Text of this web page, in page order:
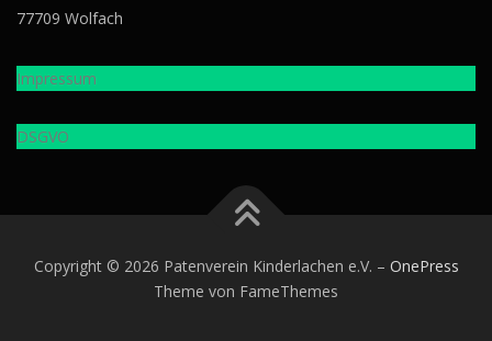
77709 Wolfach
Impressum
DSGVO
Copyright © 2026 Patenverein Kinderlachen e.V. – OnePress
Theme von FameThemes